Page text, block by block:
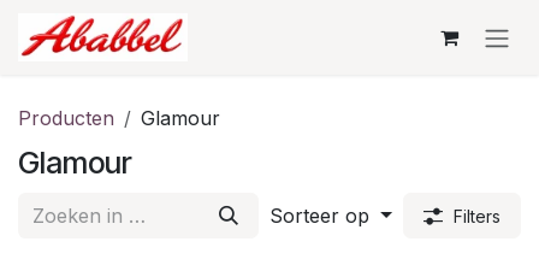
Overslaan naar inhoud
Producten Glamour
Glamour
Sorteer op Filters